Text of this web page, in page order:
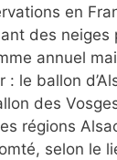
en
des neiges
annuel
: le ballon
des
régions
selon le